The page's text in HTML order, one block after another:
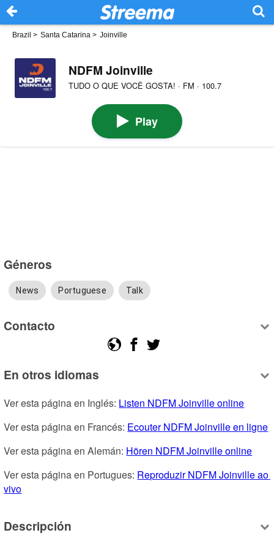
Brazil > Santa Catarina > Joinville
NDFM Joinville
TUDO O QUE VOCÊ GOSTA! · FM · 100.7
Play
Géneros
News Portuguese Talk
Contacto
En otros idiomas
Ver esta página en Inglés: Listen NDFM Joinville online
Ver esta página en Francés: Ecouter NDFM Joinville en ligne
Ver esta página en Alemán: Hören NDFM Joinville online
Ver esta página en Portugues: Reproduzir NDFM Joinville ao
vivo
Descripción